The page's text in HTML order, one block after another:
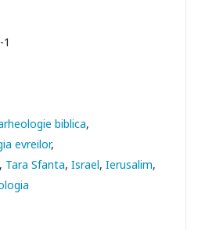
biblica
evreilor
Tara Sfanta Israel Ierusalim